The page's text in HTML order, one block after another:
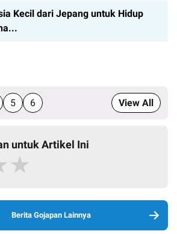
Kecil dari Jepang untuk Hidup
5 6 View All
untuk Artikel Ini
★
Berita Gojapan Lainnya